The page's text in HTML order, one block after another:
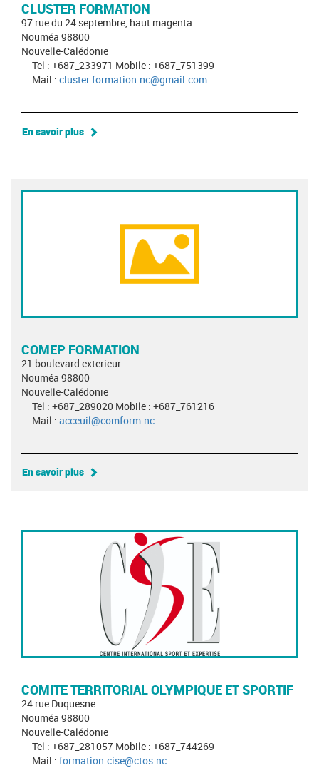
CLUSTER FORMATION
97 rue du 24 septembre, haut magenta
Nouméa 98800
Nouvelle-Calédonie
Tel : +687_233971 Mobile : +687_751399
Mail : cluster.formation.nc@gmail.com
En savoir plus
COMEP FORMATION
21 boulevard exterieur
Nouméa 98800
Nouvelle-Calédonie
Tel : +687_289020 Mobile : +687_761216
Mail : acceuil@comform.nc
En savoir plus
COMITE TERRITORIAL OLYMPIQUE ET SPORTIF
24 rue Duquesne
Nouméa 98800
Nouvelle-Calédonie
Tel : +687_281057 Mobile : +687_744269
Mail : formation.cise@ctos.nc